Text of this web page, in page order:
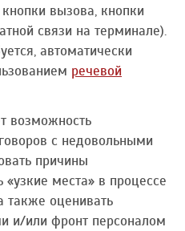
вызова, кнопки
связи на терминале).
автоматически
речевой
возможность
с недовольными
причины
«узкие места» в процессе
также оценивать
и/или фронт персоналом